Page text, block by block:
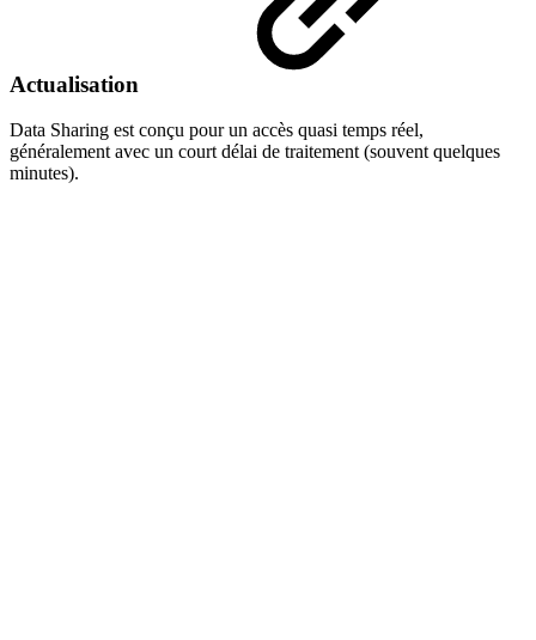
Actualisation
Data Sharing est conçu pour un accès quasi temps réel,
généralement avec un court délai de traitement (souvent quelques
minutes).